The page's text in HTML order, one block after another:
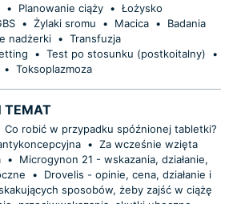
• Planowanie ciąży • Łożysko
• Żylaki sromu • Macica •
Badania
nadżerki • Transfuzja
• Test po stosunku (postkoitalny)
•
• Toksoplazmoza
TEMAT
Co robić w przypadku spóźnionej tabletki?
• Za wcześnie wzięta
•
Microgynon 21 - wskazania, działanie,
•
Drovelis - opinie, cena, działanie i
sposobów, żeby zajść w ciążę